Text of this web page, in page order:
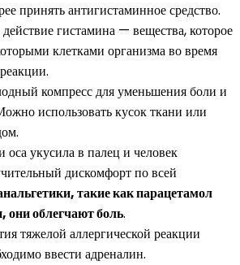
принять антигистаминное средство.
гистамина — вещества, которое
клетками организма во время
компресс для уменьшения боли и
использовать кусок ткани или
оса укусила в палец и человек
дискомфорт по всей
такие как парацетамол
они облегчают боль.
тяжелой аллергической реакции
ввести адреналин.